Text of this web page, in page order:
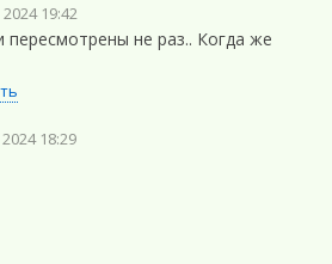
19:42
пересмотрены не раз.. Когда же
18:29